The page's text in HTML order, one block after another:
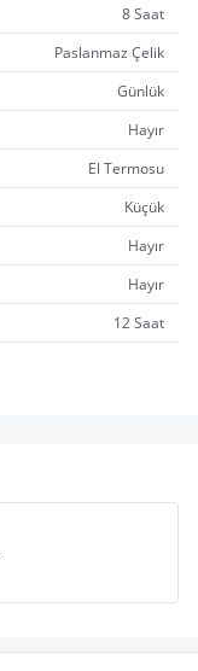
8 Saat
Paslanmaz Çelik
Günlük
Hayır
El Termosu
Küçük
Hayır
Hayır
12 Saat